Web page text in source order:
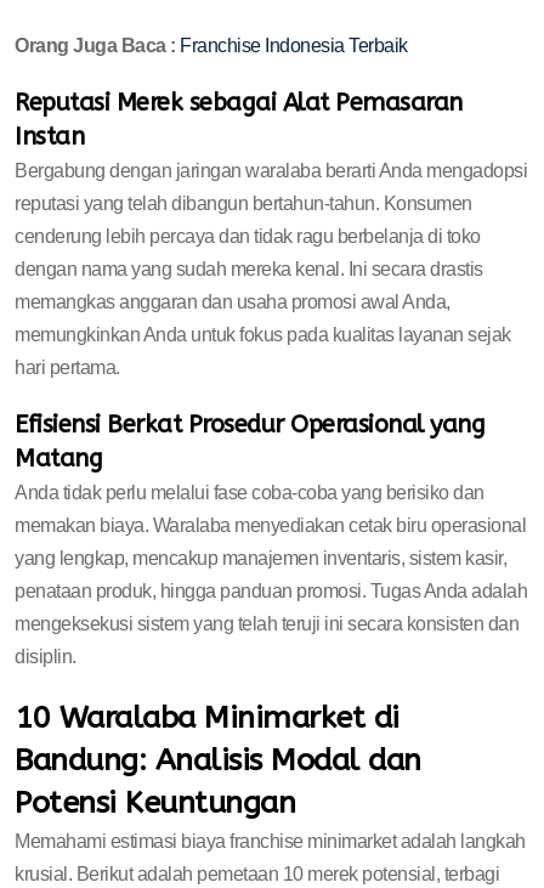
Orang Juga Baca : Franchise Indonesia Terbaik
Reputasi Merek sebagai Alat Pemasaran
Instan
Bergabung dengan jaringan waralaba berarti Anda mengadopsi
reputasi yang telah dibangun bertahun-tahun. Konsumen
cenderung lebih percaya dan tidak ragu berbelanja di toko
dengan nama yang sudah mereka kenal. Ini secara drastis
memangkas anggaran dan usaha promosi awal Anda,
memungkinkan Anda untuk fokus pada kualitas layanan sejak
hari pertama.
Efisiensi Berkat Prosedur Operasional yang
Matang
Anda tidak perlu melalui fase coba-coba yang berisiko dan
memakan biaya. Waralaba menyediakan cetak biru operasional
yang lengkap, mencakup manajemen inventaris, sistem kasir,
penataan produk, hingga panduan promosi. Tugas Anda adalah
mengeksekusi sistem yang telah teruji ini secara konsisten dan
disiplin.
10 Waralaba Minimarket di
Bandung: Analisis Modal dan
Potensi Keuntungan
Memahami estimasi biaya franchise minimarket adalah langkah
krusial. Berikut adalah pemetaan 10 merek potensial, terbagi